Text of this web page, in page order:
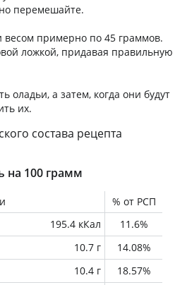
перемешайте.
примерно по 45 граммов.
ложкой, придавая правильную
оладьи, а затем, когда они будут
их.
состава рецепта
на 100 грамм
% от РСП
195.4 кКал
11.6%
10.7 г
14.08%
10.4 г
18.57%